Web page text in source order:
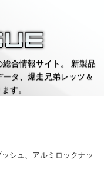
合情報サイト。 新製品
タ、爆走兄弟レッツ＆
す。
シュ、アルミロックナッ